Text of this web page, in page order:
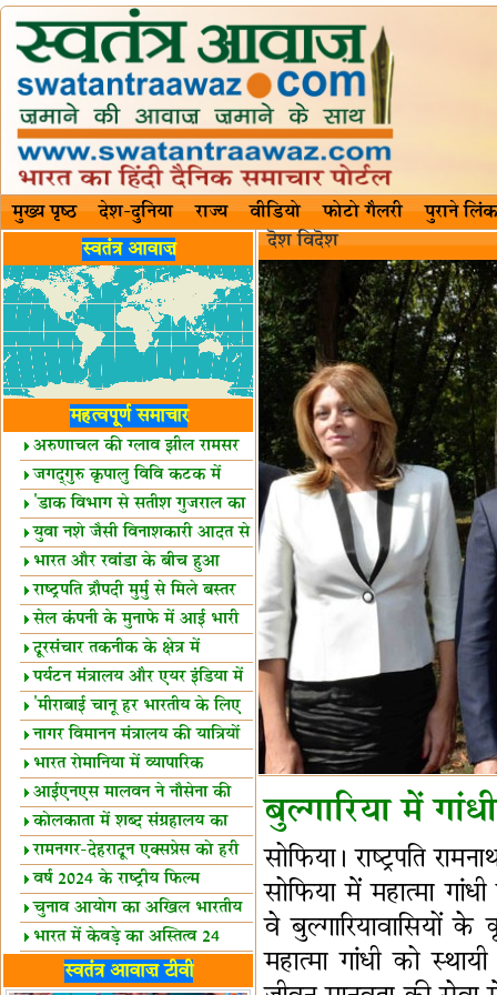
मुख्य पृष्ठ देश-दुनिया राज्य वीडियो फोटो गैलरी पुराने लिंक
स्वतंत्र आवाज़
महत्वपूर्ण समाचार
अरुणाचल की ग्लाव झील रामसर
स्थल घोषित
जगद्गुरु कृपालु विवि कटक में
शैक्षिक सत्र शुरू
'डाक विभाग से सतीश गुजराल का
रिश्ता गहरा'
युवा नशे जैसी विनाशकारी आदत से
दूर रहें-मोदी
भारत और रवांडा के बीच हुआ
व्यापार विस्तार
राष्ट्रपति द्रौपदी मुर्मु से मिले बस्तर
के प्रतिनिधि
सेल कंपनी के मुनाफे में आई भारी
उछाल!
दूरसंचार तकनीक के क्षेत्र में
उत्कृष्टता पुरस्कार
पर्यटन मंत्रालय और एयर इंडिया में
समझौता
'मीराबाई चानू हर भारतीय के लिए
प्रेरणा'
नागर विमानन मंत्रालय की यात्रियों
को सलाह
भारत रोमानिया में व्यापारिक
साझेदारियां
आईएनएस मालवन ने नौसेना की
ताकत बढ़ाई
कोलकाता में शब्द संग्रहालय का
उद्घाटन
रामनगर-देहरादून एक्सप्रेस को हरी
झंडीवर्ष 2024 के राष्ट्रीय फिल्म
पुरस्कारों की घोषणा
चुनाव आयोग का अखिल भारतीय
मीडिया सम्मेलन
भारत में केवड़े का अस्तित्‍व 24
लाख वर्ष!
लखनऊ में 'एक राष्ट्र एक चुनाव'
स्वतंत्र आवाज़ टीवी
दॆश‍ विदॆश‌
बुल्गारिया में
सोफिया। राष्‍ट्रपति
सोफिया में महात्मा
वे बुल्‍गारियावासियों
महात्‍मा गांधी को